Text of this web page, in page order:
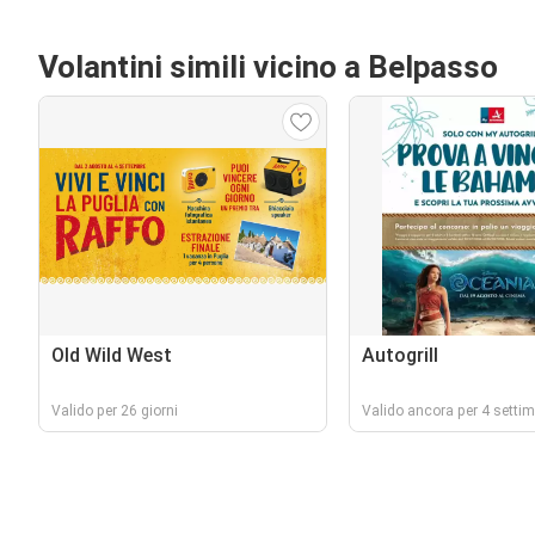
Volantini simili vicino a Belpasso
Old Wild West
Valido per 26 giorni
Autogrill
Valido ancora per 4